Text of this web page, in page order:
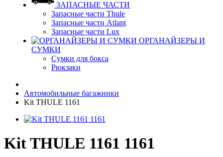
ЗАПАСНЫЕ ЧАСТИ
Запасные части Thule
Запасные части Atlant
Запасные части Lux
ОРГАНАЙЗЕРЫ И
СУМКИ
Сумки для бокса
Рюкзаки
Автомобильные багажники
Kit THULE 1161
Kit THULE 1161 1161